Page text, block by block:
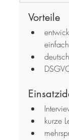
Vorteile
kurze